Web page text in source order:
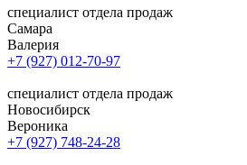
специалист отдела продаж
Самара
Валерия
+7 (927) 012-70-97
специалист отдела продаж
Новосибирск
Вероника
+7 (927) 748-24-28